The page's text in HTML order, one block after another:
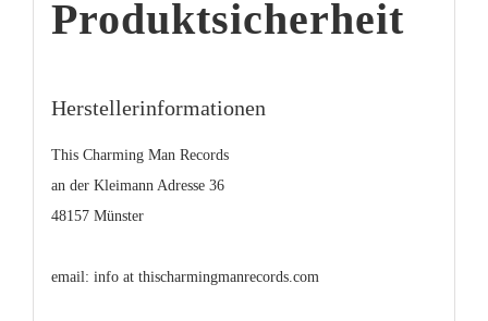
Produktsicherheit
Herstellerinformationen
This Charming Man Records
an der Kleimann Adresse 36
48157 Münster
email: info at thischarmingmanrecords.com